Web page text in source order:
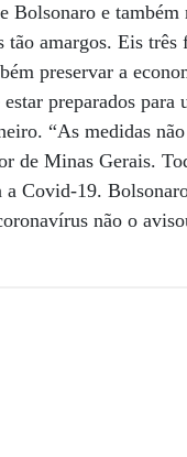
e
amargos. Eis
preservar a
preparados para
“As medidas
de Minas Gerais.
a Covid-19.
não o